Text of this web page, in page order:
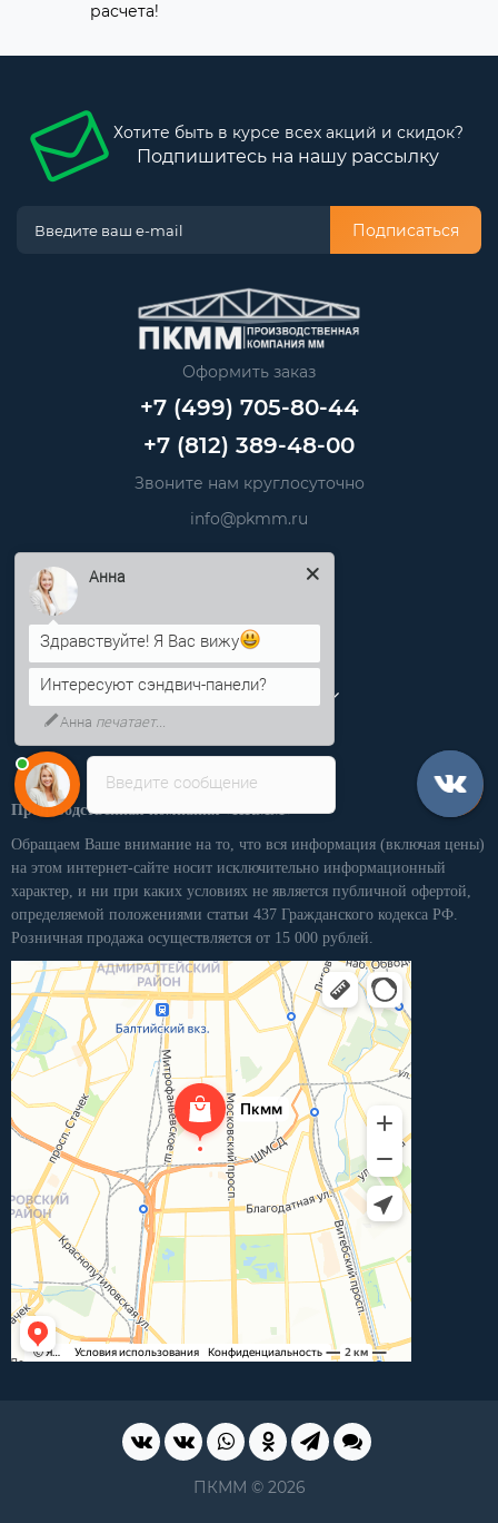
расчета!
Хотите быть в курсе всех акций и скидок?
Подпишитесь на нашу рассылку
Подписаться
Оформить заказ
+7 (499) 705-80-44
+7 (812) 389-48-00
Звоните нам круглосуточно
info@pkmm.ru
Категории
Личный кабинет
Производственная компания «ПКММ»
Обращаем Ваше внимание на то, что вся информация (включая цены)
на этом интернет-сайте носит исключительно информационный
характер, и ни при каких условиях не является публичной офертой,
определяемой положениями статьи 437 Гражданского кодекса РФ.
Розничная продажа осуществляется от 15 000 рублей.
ПКММ © 2026
Введите сообщение
Анна
Здравствуйте! Я Вас вижу
Интересуют сэндвич-панели?
Анна печатает...